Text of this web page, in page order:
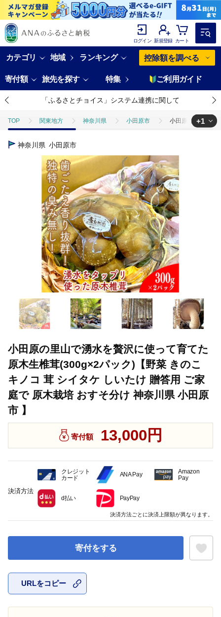
ログイン 新規登録 カート
カテゴリ 地域 ランキング 控除額を調べる
寄付額 旅先を探す 特集 ご利用ガイド
「ふるさとチョイス」システム連携に関して
TOP 関東地方 神奈川県 小田原市 小田原の里山で湧
TOP
+1
神奈川県 小田原市
小田原の里山で湧水を贅沢に使って育てた
原木生椎茸(300g×2パック)【野菜 きのこ
キノコ 茸 シイタケ しいたけ 贈答用 ご家
庭で 原木栽培 おすそ分け 神奈川県 小田原
市 】
寄付額 13,000円
寄付をする
URLをコピー
決済方法
クレジット
カード
ANA Pay
Amazon
Pay
d払い PayPay
決済方法ごとに決済上限額が異なります。